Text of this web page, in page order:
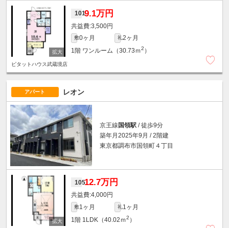
1019.1万円
3,500円
敷0ヶ月 礼2ヶ月
1階 ワンルーム（30.73ｍ2 ）
ピタットハウス武蔵境店
アパート レオン
京王線 国領駅 / 徒歩9分
築年月2025年9月 / 2階建
東京都調布市国領町４丁目
10512.7万円
4,000円
敷1ヶ月 礼1ヶ月
1階 1LDK（40.02ｍ2 ）